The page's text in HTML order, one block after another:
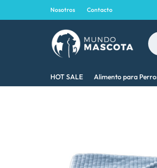
Nosotros Contacto
MASCOTA
MEJOR
MASCOTA
HOT SALE Alimento para